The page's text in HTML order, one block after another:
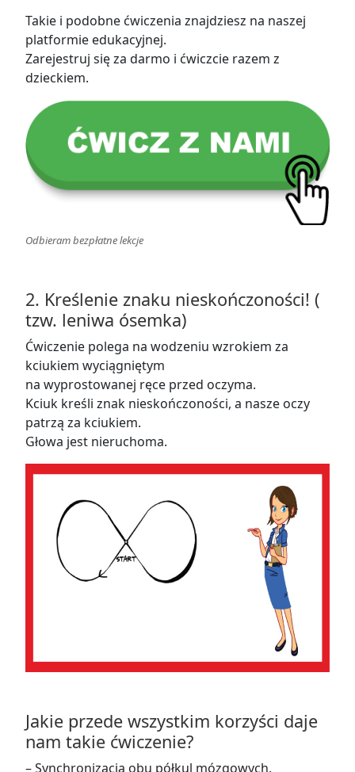
Takie i podobne ćwiczenia znajdziesz na naszej
platformie edukacyjnej.
Zarejestruj się za darmo i ćwiczcie razem z
dzieckiem.
Odbieram bezpłatne lekcje
2. Kreślenie znaku nieskończoności! (
tzw. leniwa ósemka)
Ćwiczenie polega na wodzeniu wzrokiem za
kciukiem wyciągniętym
na wyprostowanej ręce przed oczyma.
Kciuk kreśli znak nieskończoności, a nasze oczy
patrzą za kciukiem.
Głowa jest nieruchoma.
Jakie przede wszystkim korzyści daje
nam takie ćwiczenie?
–Synchronizacja obu półkul mózgowych.